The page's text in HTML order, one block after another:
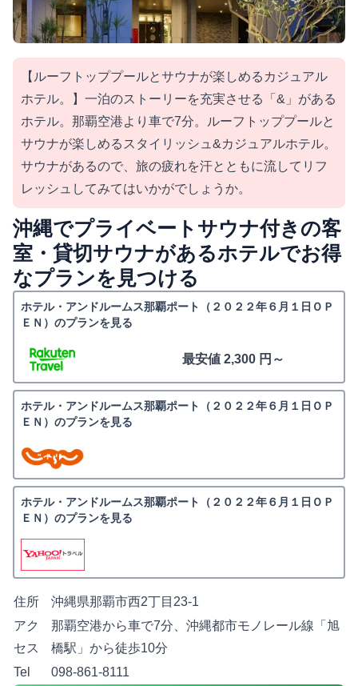
【ルーフトッププールとサウナが楽しめるカジュアル
ホテル。】一泊のストーリーを充実させる「&」がある
ホテル。那覇空港より車で7分。ルーフトッププールと
サウナが楽しめるスタイリッシュ&カジュアルホテル。
サウナがあるので、旅の疲れを汗とともに流してリフ
レッシュしてみてはいかがでしょうか。
沖縄でプライベートサウナ付きの客
室・貸切サウナがあるホテルでお得
なプランを見つける
ホテル・アンドルームス那覇ポート（２０２２年６月１日ＯＰ
ＥＮ）のプランを見る
最安値 2,300 円～
ホテル・アンドルームス那覇ポート（２０２２年６月１日ＯＰ
ＥＮ）のプランを見る
ホテル・アンドルームス那覇ポート（２０２２年６月１日ＯＰ
ＥＮ）のプランを見る
住所
沖縄県那覇市西2丁目23-1
アク
セス
那覇空港から車で7分、沖縄都市モノレール線「旭
橋駅」から徒歩10分
Tel
098-861-8111